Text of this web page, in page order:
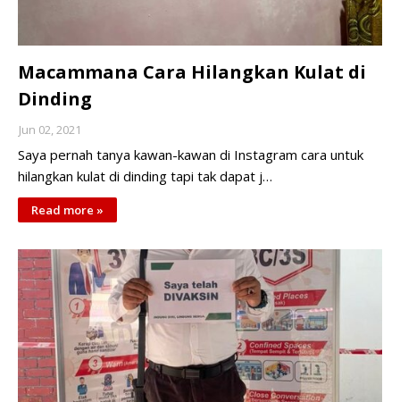
Macammana Cara Hilangkan Kulat di
Dinding
Jun 02, 2021
Saya pernah tanya kawan-kawan di Instagram cara untuk
hilangkan kulat di dinding tapi tak dapat j…
Read more »